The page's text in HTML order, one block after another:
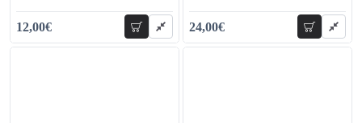
12,00€ προσθήκη 24,00€ προσθήκη